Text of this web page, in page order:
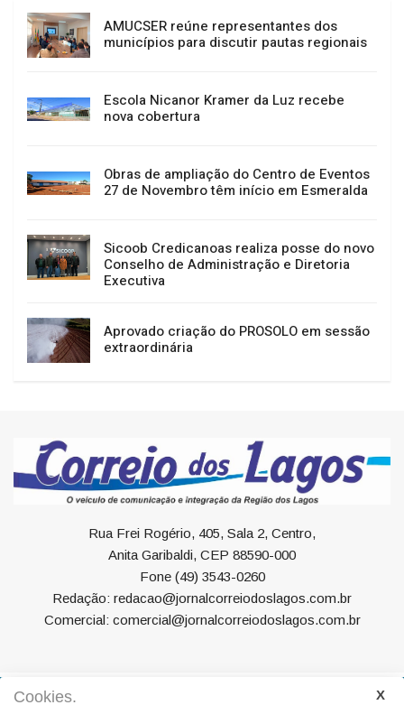
AMUCSER reúne representantes dos
municípios para discutir pautas regionais
Escola Nicanor Kramer da Luz recebe
nova cobertura
Obras de ampliação do Centro de Eventos
27 de Novembro têm início em Esmeralda
Sicoob Credicanoas realiza posse do novo
Conselho de Administração e Diretoria
Executiva
Aprovado criação do PROSOLO em sessão
extraordinária
Rua Frei Rogério, 405, Sala 2, Centro,
Anita Garibaldi, CEP 88590-000
Fone (49) 3543-0260
Redação: redacao@jornalcorreiodoslagos.com.br
Comercial: comercial@jornalcorreiodoslagos.com.br
Cookies.